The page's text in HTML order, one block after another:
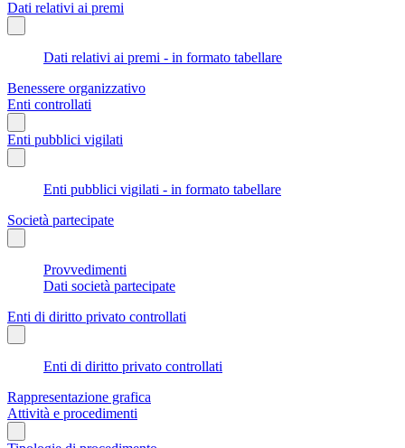
Dati relativi ai premi
Dati relativi ai premi - in formato tabellare
Benessere organizzativo
Enti controllati
Enti pubblici vigilati
Enti pubblici vigilati - in formato tabellare
Società partecipate
Provvedimenti
Dati società partecipate
Enti di diritto privato controllati
Enti di diritto privato controllati
Rappresentazione grafica
Attività e procedimenti